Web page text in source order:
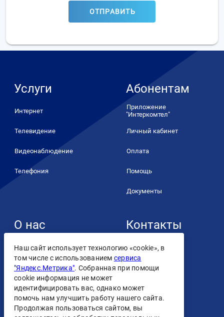
ОТПРАВИТЬ
Услуги
Интернет
Телевидение
Видеонаблюдение
Телефония
Абонентам
Приложение
"Интеркомтел"
Личный кабинет
Оплата
Помощь
Документы
О нас
О компании
Контакты
Лицензии
Персональные данные
Контакты
Скачать
Наш сайт использует технологию «cookie», в
том числе с использованием сервиса
"Яндекс.Метрика". Собранная при помощи
cookie информация не может
идентифицировать вас, однако может
помочь нам улучшить работу нашего сайта.
Продолжая пользоваться сайтом, вы